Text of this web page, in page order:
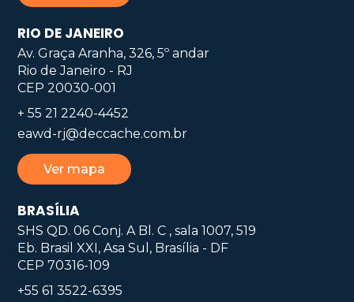
RIO DE JANEIRO
Av. Graça Aranha, 326, 5º andar
Rio de Janeiro - RJ
CEP 20030-001
+ 55 21 2240-4452
eawd-rj@deccache.com.br
Ver mapa
BRASÍLIA
SHS QD. 06 Conj. A Bl. C , sala 1007, 519
Eb. Brasil XXI, Asa Sul, Brasília - DF
CEP 70316-109
+55 61 3522-6395